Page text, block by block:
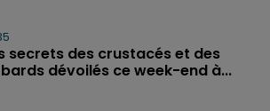
secrets des crustacés et des
dévoilés ce week-end à...